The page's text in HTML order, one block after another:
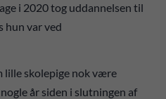
i 2020 tog uddannelsen til
hun var ved
lille skolepige nok være
år siden i slutningen af